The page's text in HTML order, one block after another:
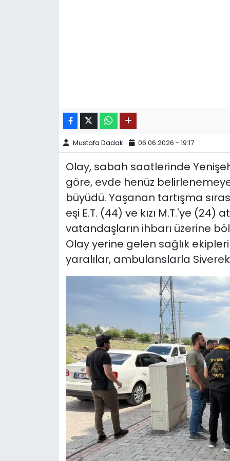
Mustafa Dadak 06.06.2026 - 19:17
Olay, sabah saatlerinde
göre, evde henüz
büyüdü. Yaşanan tartışma
eşi E.T. (44) ve kızı M.T.'ye
vatandaşların ihbarı üzerine
Olay yerine gelen sağlık
yaralılar, ambulanslarla